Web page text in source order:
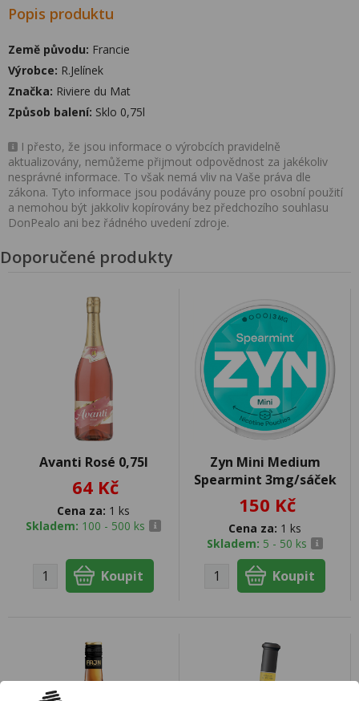
Popis produktu
Země původu: Francie
Výrobce: R.Jelínek
Značka: Riviere du Mat
Způsob balení: Sklo 0,75l
I přesto, že jsou informace o výrobcích pravidelně
aktualizovány, nemůžeme přijmout odpovědnost za jakékoliv
nesprávné informace. To však nemá vliv na Vaše práva dle
zákona. Tyto informace jsou podávány pouze pro osobní použití
a nemohou být jakkoliv kopírovány bez předchozího souhlasu
DonPealo ani bez řádného uvedení zdroje.
Doporučené produkty
Avanti Rosé 0,75l
64 Kč
Cena za: 1 ks
Skladem: 100 - 500 ks
Zyn Mini Medium
Spearmint 3mg/sáček
150 Kč
Cena za: 1 ks
Skladem: 5 - 50 ks